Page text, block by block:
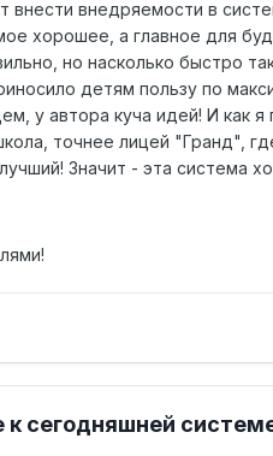
внести внедряемости в
хорошее, а главное для
но насколько быстро
детям пользу по
у автора куча идей! И как
точнее лицей "Гранд",
Значит - эта система
сегодняшней